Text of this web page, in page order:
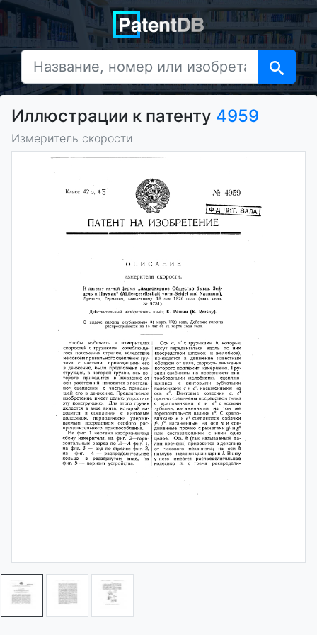
Иллюстрации к патенту 4959
Измеритель скорости